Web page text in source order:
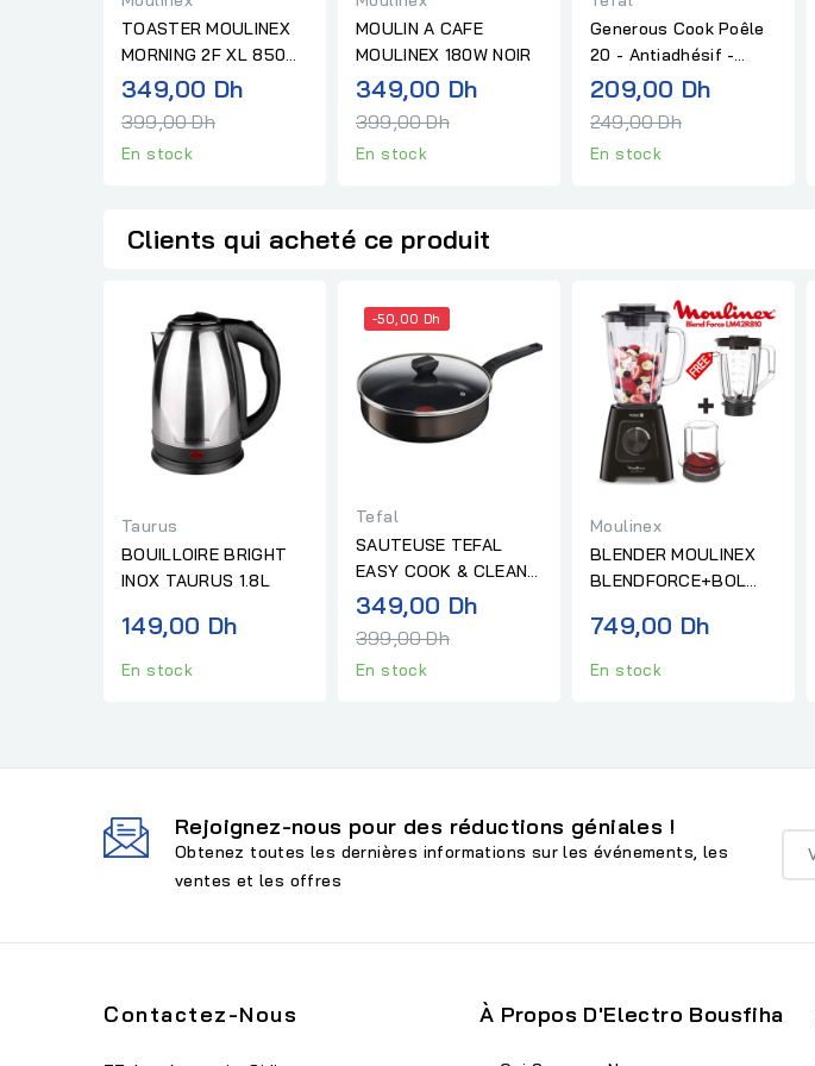
TOASTER MOULINEX
MORNING 2F XL 850W
NOIR
349,00 DhPrix
399,00 Dh
En stock
MOULIN A CAFE
MOULINEX 180W NOIR
349,00 DhPrix
399,00 Dh
En stock
Generous Cook Poêle
20 - Antiadhésif -
Induction Téfal
209,00 DhPrix
249,00 Dh
En stock
Clients qui acheté ce produit
Taurus
BOUILLOIRE BRIGHT
INOX TAURUS 1.8L
149,00 Dh
En stock
-50,00 Dh
Tefal
SAUTEUSE TEFAL
EASY COOK & CLEAN
B55_432_02 -
24CM+COUVERCLE
349,00 DhPrix
399,00 Dh
En stock
Moulinex
BLENDER MOULINEX
BLENDFORCE+BOL
749,00 Dh
En stock
Rejoignez-nous pour des réductions géniales !
Obtenez toutes les dernières informations sur les événements, les
ventes et les offres
Contactez-Nous À Propos D'Electro Bousfiha